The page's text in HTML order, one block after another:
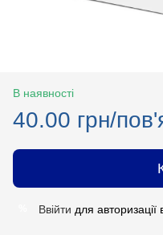
В наявності
40.00 грн/
Ввійти для авторизації